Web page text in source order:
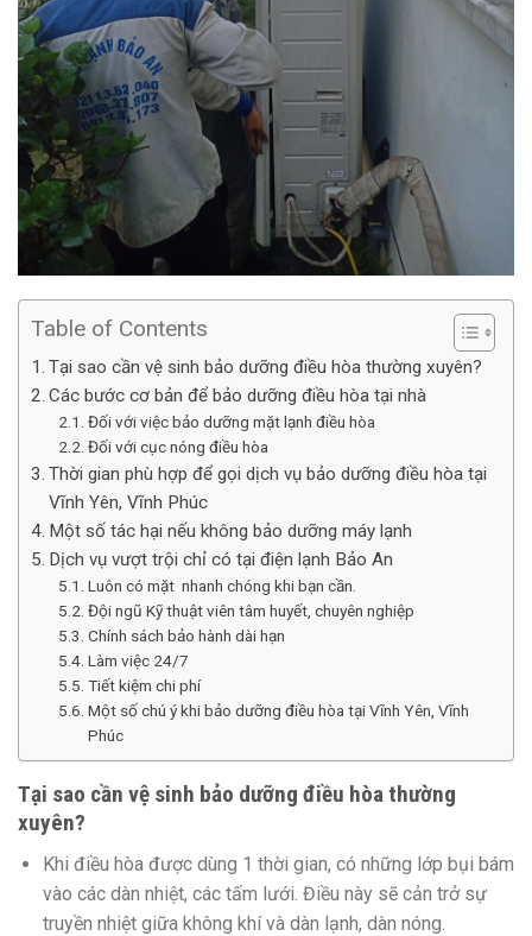
Table of Contents
Tại sao cần vệ sinh bảo dưỡng điều hòa thường xuyên?
Các bước cơ bản để bảo dưỡng điều hòa tại nhà
Đối với việc bảo dưỡng mặt lạnh điều hòa
Đối với cục nóng điều hòa
Thời gian phù hợp để gọi dịch vụ bảo dưỡng điều hòa tại
Vĩnh Yên, Vĩnh Phúc
Một số tác hại nếu không bảo dưỡng máy lạnh
Dịch vụ vượt trội chỉ có tại điện lạnh Bảo An
Luôn có mặt nhanh chóng khi bạn cần.
Đội ngũ Kỹ thuật viên tâm huyết, chuyên nghiệp
Chính sách bảo hành dài hạn
Làm việc 24/7
Tiết kiệm chi phí
Một số chú ý khi bảo dưỡng điều hòa tại Vĩnh Yên, Vĩnh
Phúc
Tại sao cần vệ sinh bảo dưỡng điều hòa thường
xuyên?
Khi điều hòa được dùng 1 thời gian, có những lớp bụi bám
vào cácdàn nhiệt, cáctấm lưới. Điều này sẽ cản trở sự
truyền nhiệt giữa không khí và dàn lạnh, dàn nóng.